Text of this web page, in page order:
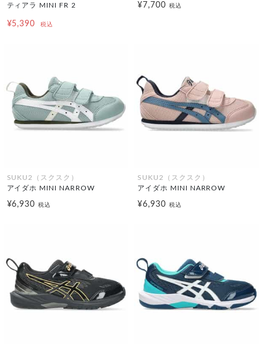
ティアラ MINI FR 2
¥5,390 税込
¥7,700 税込
SUKU2（スクスク）
アイダホ MINI NARROW
¥6,930税込
SUKU2（スクスク）
アイダホ MINI NARROW
¥6,930 税込